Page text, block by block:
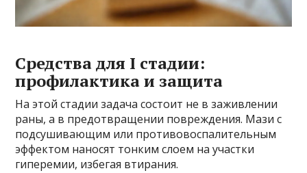
Средства для I стадии:
профилактика и защита
На этой стадии задача состоит не в заживлении
раны, а в предотвращении повреждения. Мази с
подсушивающим или противовоспалительным
эффектом наносят тонким слоем на участки
гиперемии, избегая втирания.